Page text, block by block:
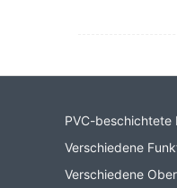
PVC-beschichtete